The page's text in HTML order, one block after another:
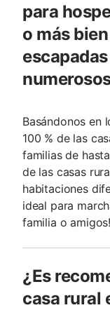
para
o más
Basándonos en
100 % de las
familias de
de las casas
habitaciones
ideal para
familia o amigos!
¿Es
casa rural